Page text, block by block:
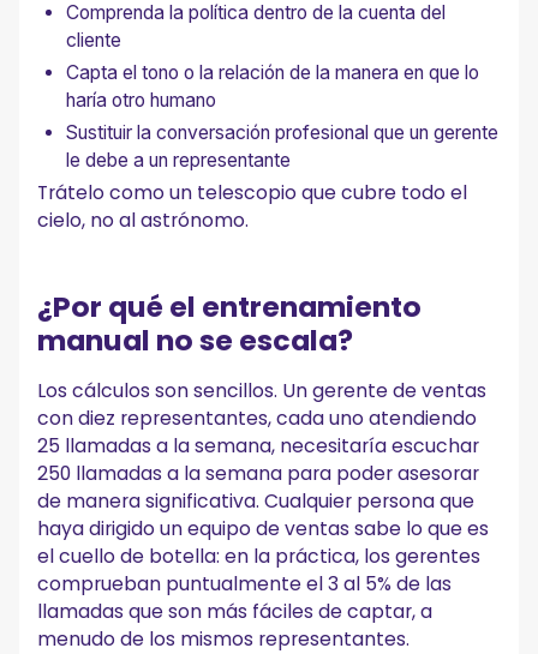
Comprenda la política dentro de la cuenta del
cliente
Capta el tono o la relación de la manera en que lo
haría otro humano
Sustituir la conversación profesional que un gerente
le debe a un representante
Trátelo como un telescopio que cubre todo el
cielo, no al astrónomo.
¿Por qué el entrenamiento
manual no se escala?
Los cálculos son sencillos. Un gerente de ventas
con diez representantes, cada uno atendiendo
25 llamadas a la semana, necesitaría escuchar
250 llamadas a la semana para poder asesorar
de manera significativa. Cualquier persona que
haya dirigido un equipo de ventas sabe lo que es
el cuello de botella: en la práctica, los gerentes
comprueban puntualmente el 3 al 5% de las
llamadas que son más fáciles de captar, a
menudo de los mismos representantes.